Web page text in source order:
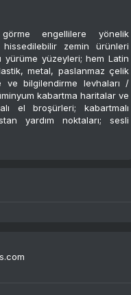
görme engellilere yönelik
zemin ürünleri
yürüme yüzeyleri; hem Latin
metal, paslanmaz çelik
ve bilgilendirme levhaları /
kabartma haritalar ve
el broşürleri; kabartmalı
yardım noktaları; sesli
kabartmalı küpeşte
geniş ürün yelpazesi ile
başvurulan ilk adres